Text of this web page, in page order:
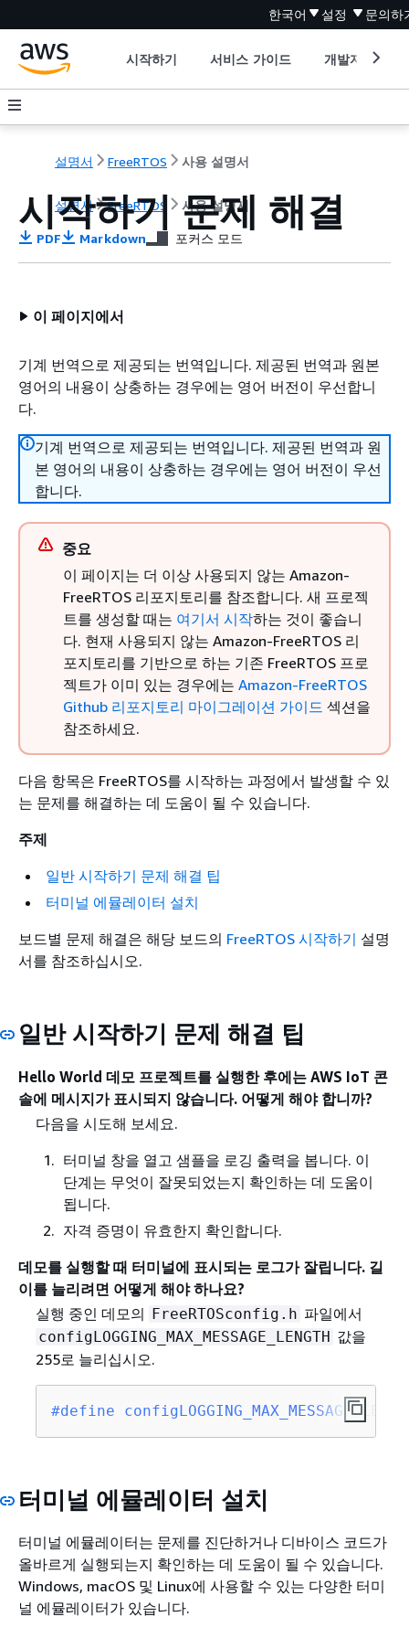
한국어 설정 문의하
시작하기 서비스 가이드 개발자 도구
설명서 FreeRTOS 사용 설명서
설명서 FreeRTOS 사용 설명서
시작하기 문제 해결
PDF Markdown 포커스 모드
이 페이지에서
기계 번역으로 제공되는 번역입니다. 제공된 번역과 원본
영어의 내용이 상충하는 경우에는 영어 버전이 우선합니
다.
기계 번역으로 제공되는 번역입니다. 제공된 번역과 원
본 영어의 내용이 상충하는 경우에는 영어 버전이 우선
합니다.
중요
이 페이지는 더 이상 사용되지 않는 Amazon-
FreeRTOS 리포지토리를 참조합니다. 새 프로젝
트를 생성할 때는 여기서 시작하는 것이 좋습니
다. 현재 사용되지 않는 Amazon-FreeRTOS 리
포지토리를 기반으로 하는 기존 FreeRTOS 프로
젝트가 이미 있는 경우에는 Amazon-FreeRTOS
Github 리포지토리 마이그레이션 가이드 섹션을
참조하세요.
다음 항목은 FreeRTOS를 시작하는 과정에서 발생할 수 있
는 문제를 해결하는 데 도움이 될 수 있습니다.
주제
일반 시작하기 문제 해결 팁
터미널 에뮬레이터 설치
보드별 문제 해결은 해당 보드의 FreeRTOS 시작하기 설명
서를 참조하십시오.
일반 시작하기 문제 해결 팁
Hello World 데모 프로젝트를 실행한 후에는 AWS IoT 콘
솔에 메시지가 표시되지 않습니다. 어떻게 해야 합니까?
다음을 시도해 보세요.
터미널 창을 열고 샘플을 로깅 출력을 봅니다. 이
단계는 무엇이 잘못되었는지 확인하는 데 도움이
됩니다.
자격 증명이 유효한지 확인합니다.
데모를 실행할 때 터미널에 표시되는 로그가 잘립니다. 길
이를 늘리려면 어떻게 해야 하나요?
실행 중인 데모의 FreeRTOSconfig.h 파일에서
configLOGGING_MAX_MESSAGE_LENGTH 값을
255로 늘리십시오.
#define
터미널 에뮬레이터 설치
터미널 에뮬레이터는 문제를 진단하거나 디바이스 코드가
올바르게 실행되는지 확인하는 데 도움이 될 수 있습니다.
Windows, macOS 및 Linux에 사용할 수 있는 다양한 터미
널 에뮬레이터가 있습니다.